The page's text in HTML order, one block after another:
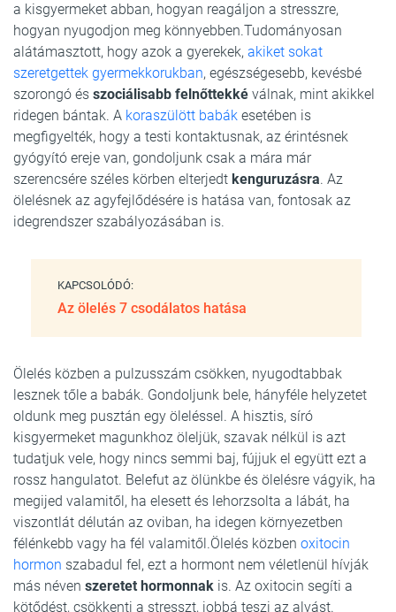
a kisgyermeket abban, hogyan reagáljon a stresszre,
hogyan nyugodjon meg könnyebben.Tudományosan
alátámasztott, hogy azok a gyerekek, akiket sokat
szeretgettek gyermekkorukban, egészségesebb, kevésbé
szorongó és szociálisabb felnőttekké válnak, mint akikkel
ridegen bántak. A koraszülött babák esetében is
megfigyelték, hogy a testi kontaktusnak, az érintésnek
gyógyító ereje van, gondoljunk csak a mára már
szerencsére széles körben elterjedt kenguruzásra. Az
ölelésnek az agyfejlődésére is hatása van, fontosak az
idegrendszer szabályozásában is.
KAPCSOLÓDÓ:
Az ölelés 7 csodálatos hatása
Ölelés közben a pulzusszám csökken, nyugodtabbak
lesznek tőle a babák. Gondoljunk bele, hányféle helyzetet
oldunk meg pusztán egy öleléssel. A hisztis, síró
kisgyermeket magunkhoz öleljük, szavak nélkül is azt
tudatjuk vele, hogy nincs semmi baj, fújjuk el együtt ezt a
rossz hangulatot. Belefut az ölünkbe és ölelésre vágyik, ha
megijed valamitől, ha elesett és lehorzsolta a lábát, ha
viszontlát délután az oviban, ha idegen környezetben
félénkebb vagy ha fél valamitől.Ölelés közben oxitocin
hormon szabadul fel, ezt a hormont nem véletlenül hívják
más néven szeretet hormonnak is. Az oxitocin segíti a
kötődést, csökkenti a stresszt, jobbá teszi az alvást.